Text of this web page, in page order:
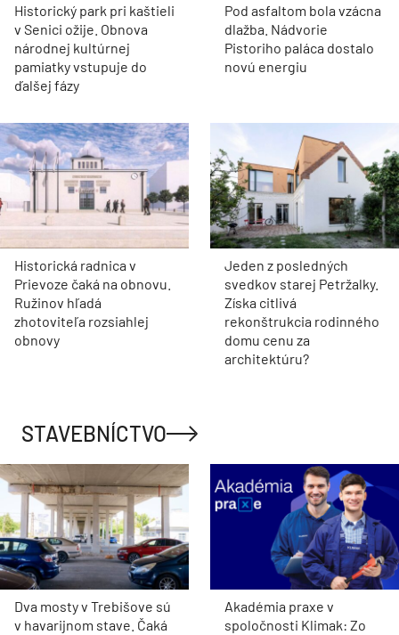
Historický park pri kaštieli
v Senici ožije. Obnova
národnej kultúrnej
pamiatky vstupuje do
ďalšej fázy
Pod asfaltom bola vzácna
dlažba. Nádvorie
Pistoriho paláca dostalo
novú energiu
Historická radnica v
Prievoze čaká na obnovu.
Ružinov hľadá
zhotoviteľa rozsiahlej
obnovy
Jeden z posledných
svedkov starej Petržalky.
Získa citlivá
rekonštrukcia rodinného
domu cenu za
architektúru?
STAVEBNÍCTVO
Dva mosty v Trebišove sú
v havarijnom stave. Čaká
Akadémia praxe v
spoločnosti Klimak: Zo